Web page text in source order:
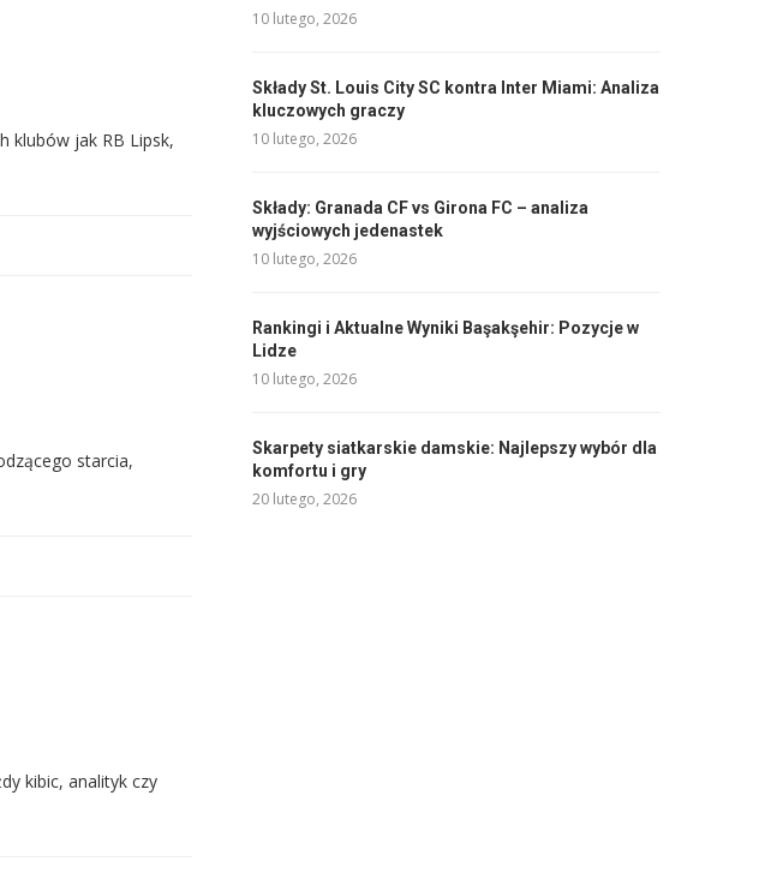
klubów jak RB Lipsk,
starcia,
kibic, analityk czy
10 lutego, 2026
Składy St. Louis City SC kontra Inter Miami: Analiza
kluczowych graczy
10 lutego, 2026
Składy: Granada CF vs Girona FC – analiza
wyjściowych jedenastek
10 lutego, 2026
Rankingi i Aktualne Wyniki Başakşehir: Pozycje w
Lidze
10 lutego, 2026
Skarpety siatkarskie damskie: Najlepszy wybór dla
komfortu i gry
20 lutego, 2026